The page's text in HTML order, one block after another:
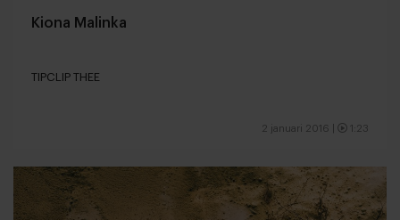
Kiona Malinka
TIPCLIP THEE
2 januari 2016 1:23